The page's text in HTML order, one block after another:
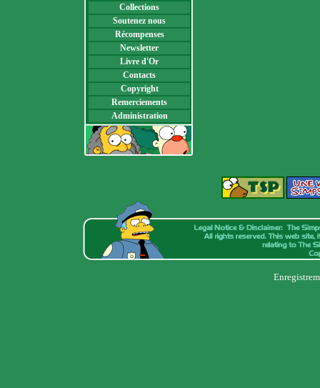
Collections
Soutenez nous
Récompenses
Newsletter
Livre d'Or
Contacts
Copyright
Remerciements
Administration